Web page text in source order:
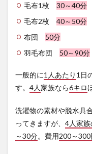
毛布1枚 30～40分
毛布2枚 40～50分
布団 50分
羽毛布団 50～90分
一般的に1人あたり 1日
す。 4人家族なら6キロ
洗濯物の素材や脱水具
ってきますが、 4人家
～30分。費用200～300